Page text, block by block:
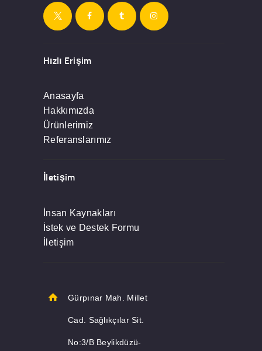
Hızlı Erişim
Anasayfa
Hakkımızda
Ürünlerimiz
Referanslarımız
İletişim
İnsan Kaynakları
İstek ve Destek Formu
İletişim
Gürpınar Mah. Millet
Cad. Sağlıkçılar Sit.
No:3/B Beylikdüzü-